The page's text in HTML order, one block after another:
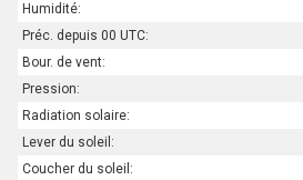
Humidité:
Préc. depuis 00 UTC:
Bour. de vent:
Pression:
Radiation solaire:
Lever du soleil:
Coucher du soleil: